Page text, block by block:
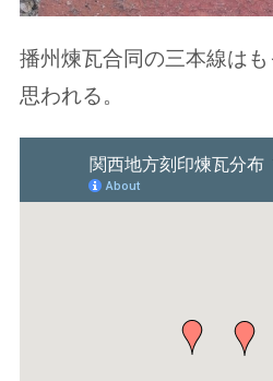
播州煉瓦合同の三本線は
思われる。